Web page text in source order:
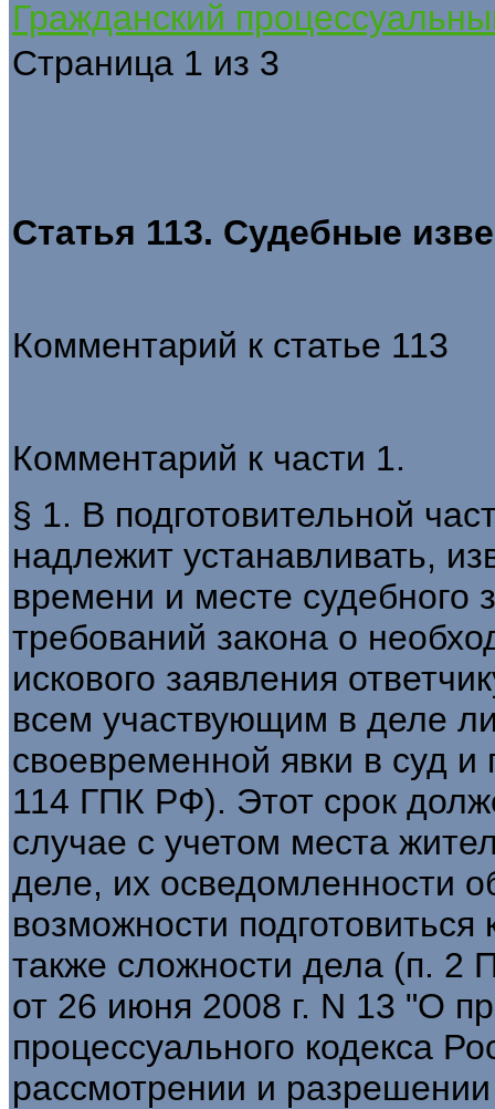
Гражданский
Страница 1 из 3
Статья 113. Судебные
Комментарий к статье 113
Комментарий к части 1.
§ 1. В подготовительной
надлежит устанавливать,
времени и месте судебного
требований закона о
искового заявления
всем участвующим в деле
своевременной явки в суд и
114 ГПК РФ). Этот срок
случае с учетом места
деле, их осведомленности
возможности подготовиться
также сложности дела (п.
от 26 июня 2008 г. N 13 "О
процессуального кодекса
рассмотрении и